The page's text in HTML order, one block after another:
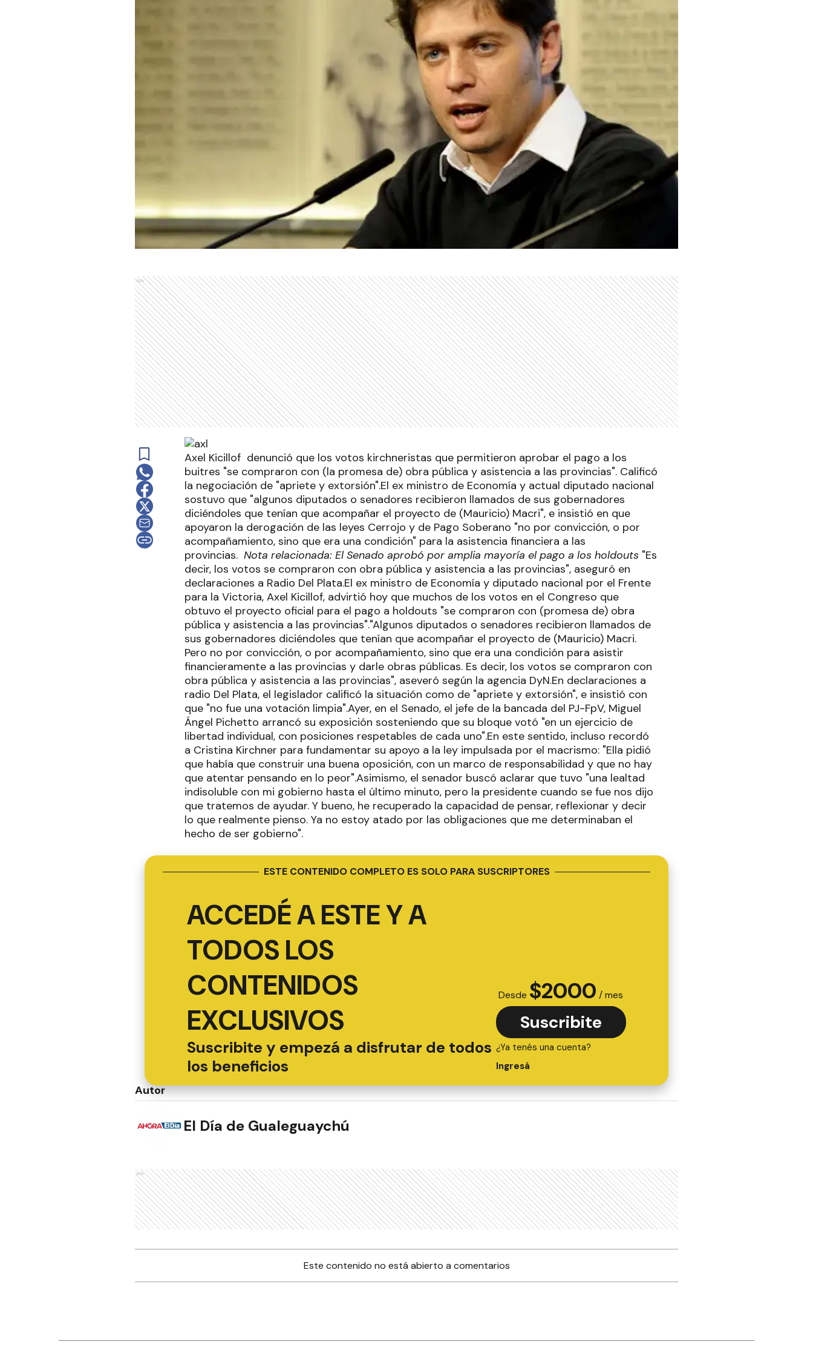
Ads
Axel Kicillof denunció que los votos kirchneristas que permitieron aprobar el pago a los
buitres "se compraron con (la promesa de) obra pública y asistencia a las provincias". Calificó
la negociación de "apriete y extorsión".El ex ministro de Economía y actual diputado nacional
sostuvo que "algunos diputados o senadores recibieron llamados de sus gobernadores
diciéndoles que tenían que acompañar el proyecto de (Mauricio) Macri", e insistió en que
apoyaron la derogación de las leyes Cerrojo y de Pago Soberano "no por convicción, o por
acompañamiento, sino que era una condición" para la asistencia financiera a las
provincias. Nota relacionada: El Senado aprobó por amplia mayoría el pago a los holdouts "Es
decir, los votos se compraron con obra pública y asistencia a las provincias", aseguró en
declaraciones a Radio Del Plata.El ex ministro de Economía y diputado nacional por el Frente
para la Victoria, Axel Kicillof, advirtió hoy que muchos de los votos en el Congreso que
obtuvo el proyecto oficial para el pago a holdouts "se compraron con (promesa de) obra
pública y asistencia a las provincias"."Algunos diputados o senadores recibieron llamados de
sus gobernadores diciéndoles que tenían que acompañar el proyecto de (Mauricio) Macri.
Pero no por convicción, o por acompañamiento, sino que era una condición para asistir
financieramente a las provincias y darle obras públicas. Es decir, los votos se compraron con
obra pública y asistencia a las provincias", aseveró según la agencia DyN.En declaraciones a
radio Del Plata, el legislador calificó la situación como de "apriete y extorsión", e insistió con
que "no fue una votación limpia".Ayer, en el Senado, el jefe de la bancada del PJ-FpV, Miguel
Ángel Pichetto arrancó su exposición sosteniendo que su bloque votó "en un ejercicio de
libertad individual, con posiciones respetables de cada uno".En este sentido, incluso recordó
a Cristina Kirchner para fundamentar su apoyo a la ley impulsada por el macrismo: "Ella pidió
que había que construir una buena oposición, con un marco de responsabilidad y que no hay
que atentar pensando en lo peor".Asimismo, el senador buscó aclarar que tuvo "una lealtad
indisoluble con mi gobierno hasta el último minuto, pero la presidente cuando se fue nos dijo
que tratemos de ayudar. Y bueno, he recuperado la capacidad de pensar, reflexionar y decir
lo que realmente pienso. Ya no estoy atado por las obligaciones que me determinaban el
hecho de ser gobierno".
ESTE CONTENIDO COMPLETO ES SOLO PARA SUSCRIPTORES
ACCEDÉ A ESTE Y A
TODOS LOS
CONTENIDOS
EXCLUSIVOS
Suscribite y empezá a disfrutar de todos
los beneficios
Desde $2000 / mes
Suscribite
¿Ya tenés una cuenta?
Ingresá
Autor
El Día de Gualeguaychú
Ads
Este contenido no está abierto a comentarios